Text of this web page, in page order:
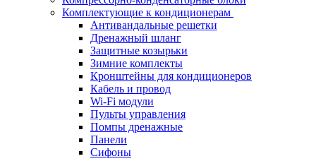
Комплектующие к кондиционерам
Антивандальные решетки
Дренажный шланг
Защитные козырьки
Зимние комплекты
Кронштейны для кондиционеров
Кабель и провод
Wi-Fi модули
Пульты управления
Помпы дренажные
Панели
Сифоны